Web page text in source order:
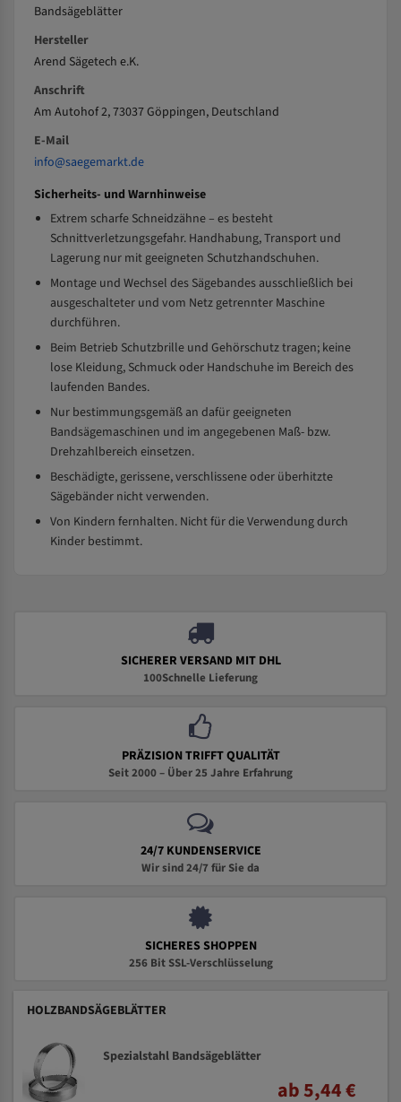
Bandsägeblätter
Hersteller
Arend Sägetech e.K.
Anschrift
Am Autohof 2, 73037 Göppingen, Deutschland
E-Mail
info@saegemarkt.de
Sicherheits- und Warnhinweise
Extrem scharfe Schneidzähne – es besteht
Schnittverletzungsgefahr. Handhabung, Transport und
Lagerung nur mit geeigneten Schutzhandschuhen.
Montage und Wechsel des Sägebandes ausschließlich bei
ausgeschalteter und vom Netz getrennter Maschine
durchführen.
Beim Betrieb Schutzbrille und Gehörschutz tragen; keine
lose Kleidung, Schmuck oder Handschuhe im Bereich des
laufenden Bandes.
Nur bestimmungsgemäß an dafür geeigneten
Bandsägemaschinen und im angegebenen Maß- bzw.
Drehzahlbereich einsetzen.
Beschädigte, gerissene, verschlissene oder überhitzte
Sägebänder nicht verwenden.
Von Kindern fernhalten. Nicht für die Verwendung durch
Kinder bestimmt.
SICHERER VERSAND MIT DHL
100Schnelle Lieferung
PRÄZISION TRIFFT QUALITÄT
Seit 2000 – Über 25 Jahre Erfahrung
24/7 KUNDENSERVICE
Wir sind 24/7 für Sie da
SICHERES SHOPPEN
256 Bit SSL-Verschlüsselung
HOLZBANDSÄGEBLÄTTER
Spezialstahl Bandsägeblätter
ab 5,44 €